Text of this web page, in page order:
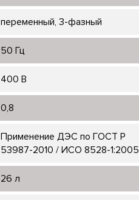
переменный, 3-фазный
50 Гц
400 В
0,8
Применение ДЭС по ГОСТ Р
53987-2010 / ИСО 8528-1:2005
26 л